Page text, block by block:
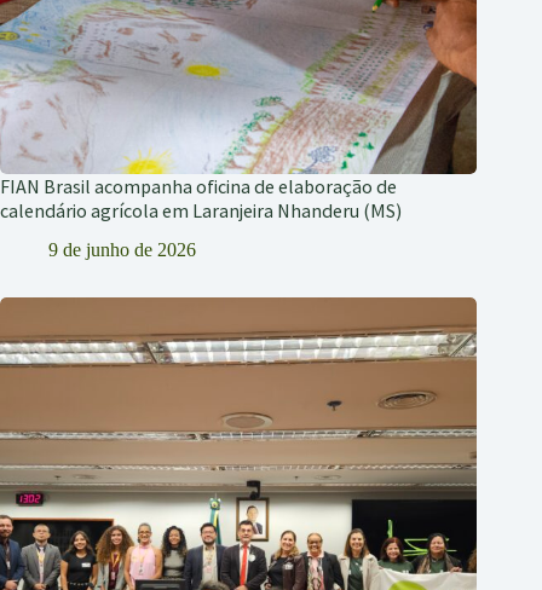
FIAN Brasil acompanha oficina de elaboração de
calendário agrícola em Laranjeira Nhanderu (MS)
9 de junho de 2026